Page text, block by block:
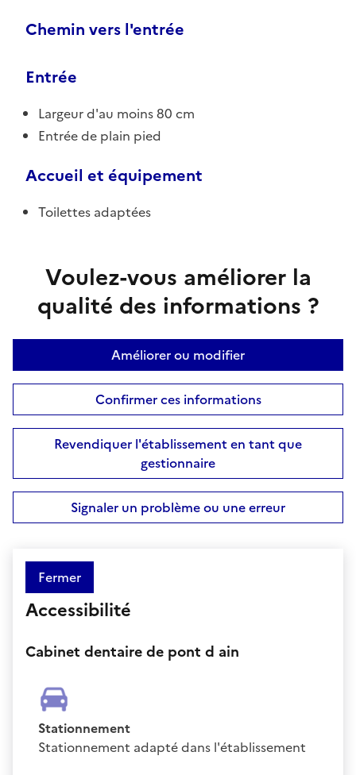
Chemin vers l'entrée
Entrée
Largeur d'au moins 80 cm
Entrée de plain pied
Accueil et équipement
Toilettes adaptées
Voulez-vous améliorer la
qualité des informations ?
Améliorer ou modifier
Confirmer ces informations
Revendiquer l'établissement en tant que
gestionnaire
Signaler un problème ou une erreur
Fermer
Accessibilité
Cabinet dentaire de pont d ain
Stationnement
Stationnement adapté dans l'établissement